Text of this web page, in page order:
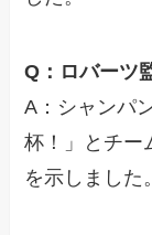
Q：ロバーツ
A：シャンパ
杯！」とチー
を示しました。